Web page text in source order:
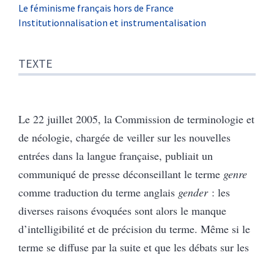
Le féminisme français hors de France
Institutionnalisation et instrumentalisation
TEXTE
Le 22 juillet 2005, la Commission de terminologie et
de néologie, chargée de veiller sur les nouvelles
entrées dans la langue française, publiait un
communiqué de presse déconseillant le terme genre
comme traduction du terme anglais gender: les
diverses raisons évoquées sont alors le manque
d’intelligibilité et de précision du terme. Même si le
terme se diffuse par la suite et que les débats sur les